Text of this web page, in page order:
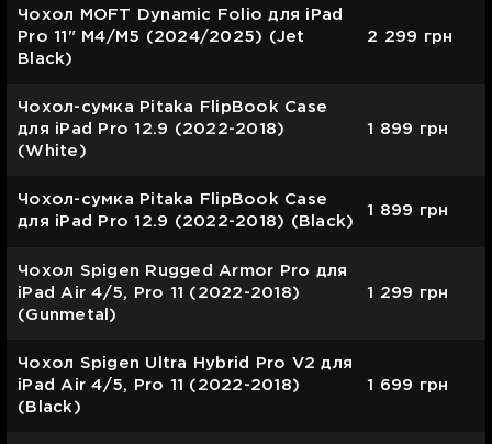
Чохол MOFT Dynamic Folio для iPad
Pro 11" М4/M5 (2024/2025) (Jet
Black)
2 299 грн
Чохол-сумка Pitaka FlipBook Case
для iPad Pro 12.9 (2022-2018)
(White)
1 899 грн
Чохол-сумка Pitaka FlipBook Case
для iPad Pro 12.9 (2022-2018) (Black)
1 899 грн
Чохол Spigen Rugged Armor Pro для
iPad Air 4/5, Pro 11 (2022-2018)
(Gunmetal)
1 299 грн
Чохол Spigen Ultra Hybrid Pro V2 для
iPad Air 4/5, Pro 11 (2022-2018)
(Black)
1 699 грн